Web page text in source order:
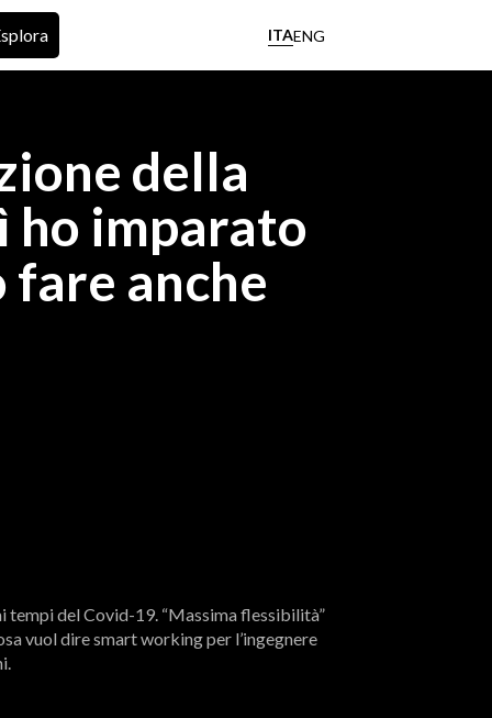
ITAENG
della
ho imparato
fare anche
tempi del Covid-19. “Massima flessibilità”
vuol dire smart working per l’ingegnere